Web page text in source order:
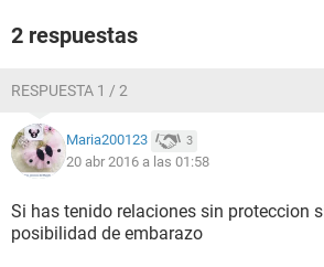
2 respuestas
RESPUESTA 1 / 2
Maria200123 3
20 abr 2016 a las 01:58
Si has tenido relaciones sin proteccion
posibilidad de embarazo